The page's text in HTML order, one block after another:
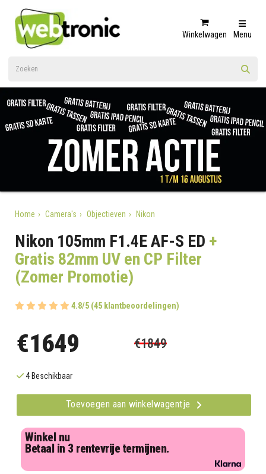
Winkelwagen Menu
Home Camera's Objectieven Nikon
Nikon 105mm F1.4E AF-S ED +
Gratis 82mm UV en CP Filter
(Zomer Promotie)
4.8/5 (45 klantbeoordelingen)
€1649 €1849
4 Beschikbaar
Toevoegen aan winkelwagentje
Winkel nu
Betaal in 3 rentevrije termijnen.